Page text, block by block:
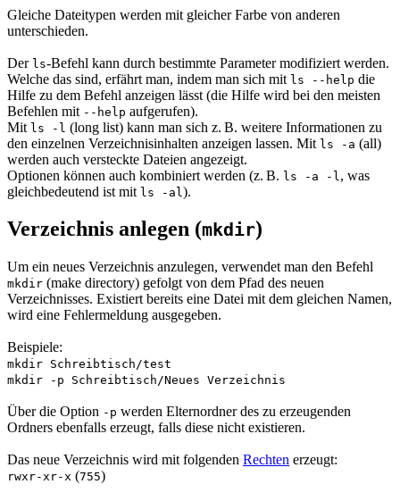
Gleiche Dateitypen werden mit gleicher Farbe von anderen
unterschieden.
Der ls-Befehl kann durch bestimmte Parameter modifiziert werden.
Welche das sind, erfährt man, indem man sich mit ls --help die
Hilfe zu dem Befehl anzeigen lässt (die Hilfe wird bei den meisten
Befehlen mit --help aufgerufen).
Mit ls -l (long list) kann man sich z. B. weitere Informationen zu
den einzelnen Verzeichnisinhalten anzeigen lassen. Mit ls -a (all)
werden auch versteckte Dateien angezeigt.
Optionen können auch kombiniert werden (z. B. ls -a -l , was
gleichbedeutend ist mit ls -al ).
Verzeichnis anlegen (mkdir)
Um ein neues Verzeichnis anzulegen, verwendet man den Befehl
mkdir (make directory) gefolgt von dem Pfad des neuen
Verzeichnisses. Existiert bereits eine Datei mit dem gleichen Namen,
wird eine Fehlermeldung ausgegeben.
Beispiele:
mkdir Schreibtisch/test
mkdir -p Schreibtisch/Neues Verzeichnis
Über die Option -p werden Elternordner des zu erzeugenden
Ordners ebenfalls erzeugt, falls diese nicht existieren.
Das neue Verzeichnis wird mit folgenden Rechten erzeugt:
rwxr-xr-x (755)